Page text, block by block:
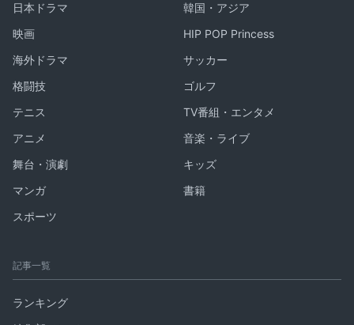
日本ドラマ
韓国・アジア
映画
HIP POP Princess
海外ドラマ
サッカー
格闘技
ゴルフ
テニス
TV番組・エンタメ
アニメ
音楽・ライブ
舞台・演劇
キッズ
マンガ
書籍
スポーツ
記事一覧
ランキング